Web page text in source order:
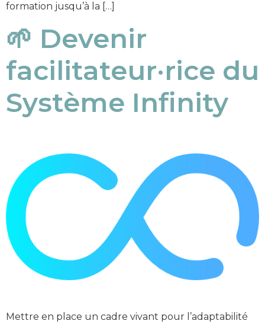
formation jusqu’à la […]
🌱 Devenir
facilitateur·rice du
Système Infinity
Mettre en place un cadre vivant pour l’adaptabilité